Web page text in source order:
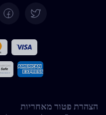
הצהרת פטור מאחריות